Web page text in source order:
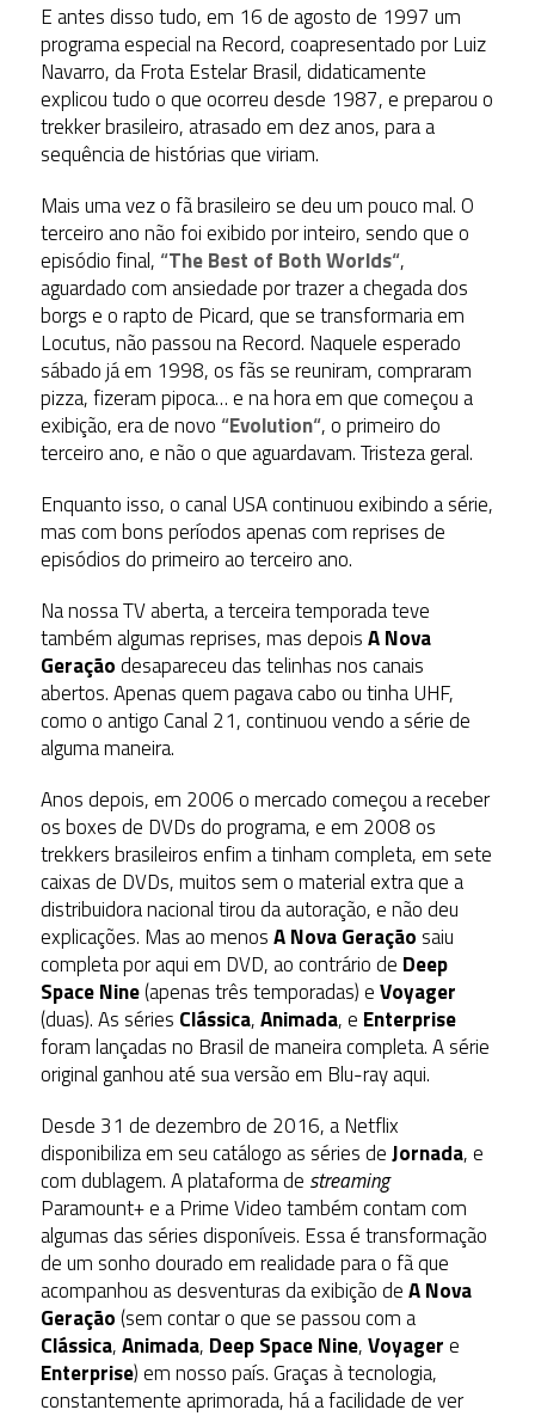
E antes disso tudo, em 16 de agosto de 1997 um
programa especial na Record, coapresentado por Luiz
Navarro, da Frota Estelar Brasil, didaticamente
explicou tudo o que ocorreu desde 1987, e preparou o
trekker brasileiro, atrasado em dez anos, para a
sequência de histórias que viriam.
Mais uma vez o fã brasileiro se deu um pouco mal. O
terceiro ano não foi exibido por inteiro, sendo que o
episódio final, “The Best of Both Worlds“,
aguardado com ansiedade por trazer a chegada dos
borgs e o rapto de Picard, que se transformaria em
Locutus, não passou na Record. Naquele esperado
sábado já em 1998, os fãs se reuniram, compraram
pizza, fizeram pipoca… e na hora em que começou a
exibição, era de novo “Evolution“, o primeiro do
terceiro ano, e não o que aguardavam. Tristeza geral.
Enquanto isso, o canal USA continuou exibindo a série,
mas com bons períodos apenas com reprises de
episódios do primeiro ao terceiro ano.
Na nossa TV aberta, a terceira temporada teve
também algumas reprises, mas depoisA Nova
Geraçãodesapareceu das telinhas nos canais
abertos. Apenas quem pagava cabo ou tinha UHF,
como o antigo Canal 21, continuou vendo a série de
alguma maneira.
Anos depois, em 2006 o mercado começou a receber
os boxes de DVDs do programa, e em 2008 os
trekkers brasileiros enfim a tinham completa, em sete
caixas de DVDs, muitos sem o material extra que a
distribuidora nacional tirou da autoração, e não deu
explicações. Mas ao menosA Nova Geração saiu
completa por aqui em DVD, ao contrário de Deep
Space Nine(apenas três temporadas) eVoyager
(duas). As séries Clássica,Animada, e Enterprise
foram lançadas no Brasil de maneira completa. A série
original ganhou até sua versão em Blu-ray aqui.
Desde 31 de dezembro de 2016, a Netflix
disponibiliza em seu catálogo as séries deJornada, e
com dublagem. A plataforma de streaming
Paramount+ e a Prime Video também contam com
algumas das séries disponíveis. Essa é transformação
de um sonho dourado em realidade para o fã que
acompanhou as desventuras da exibição deA Nova
Geração (sem contar o que se passou com a
Clássica,Animada, Deep Space Nine,Voyagere
Enterprise) em nosso país. Graças à tecnologia,
constantemente aprimorada, há a facilidade de ver